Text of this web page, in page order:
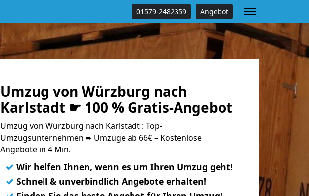
01579-2482359 Angebot
Umzug von Würzburg nach
Karlstadt ☛ 100 % Gratis-Angebot
Umzug von Würzburg nach Karlstadt : Top-
Umzugsunternehmen ➨ Umzüge ab 66€ – Kostenlose
Angebote in 4 Min.
✓ Wir helfen Ihnen, wenn es um Ihren Umzug geht!
✓ Schnell & unverbindlich Angebote erhalten!